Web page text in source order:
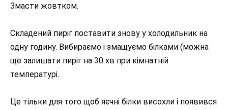
Змасти жовтком.
Складений пиріг поставити знову у холодильник на
одну годину. Вибираємо і змащуємо білками (можна
ще залишати пиріг на 30 хв при кімнатній
температурі.
Це тільки для того щоб яєчні білки висохли і появився